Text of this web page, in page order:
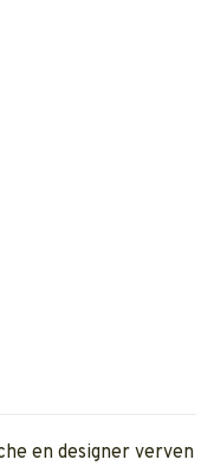
en designer verven